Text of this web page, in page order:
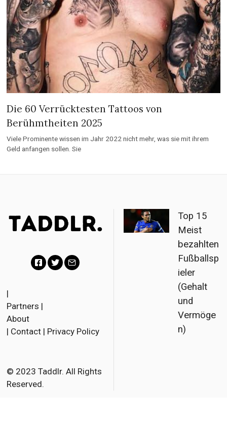
Die 60 Verrücktesten Tattoos von
Berühmtheiten 2025
Viele Prominente wissen im Jahr 2022 nicht mehr, was sie mit ihrem
Geld anfangen sollen. Sie
c
o
k
r
l
|
Partners |
About
| Contact | Privacy Policy
© 2023 Taddlr. All Rights
Reserved.
Top 15
Meist
bezahlten
Fußballsp
ieler
(Gehalt
und
Vermöge
n)